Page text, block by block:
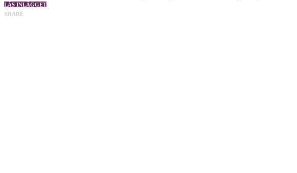
LÄS INLÄGGET
SHARE